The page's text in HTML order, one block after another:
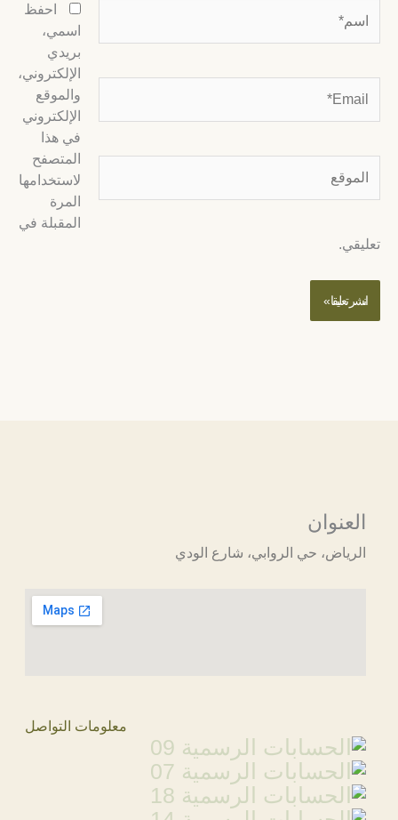
احفظ
اسمي،
بريدي
الإلكتروني،
والموقع
الإلكتروني
في هذا
المتصفح
لاستخدامها
المرة
المقبلة في
العنوان
الرياض، حي الروابي، شارع الودي
معلومات التواصل